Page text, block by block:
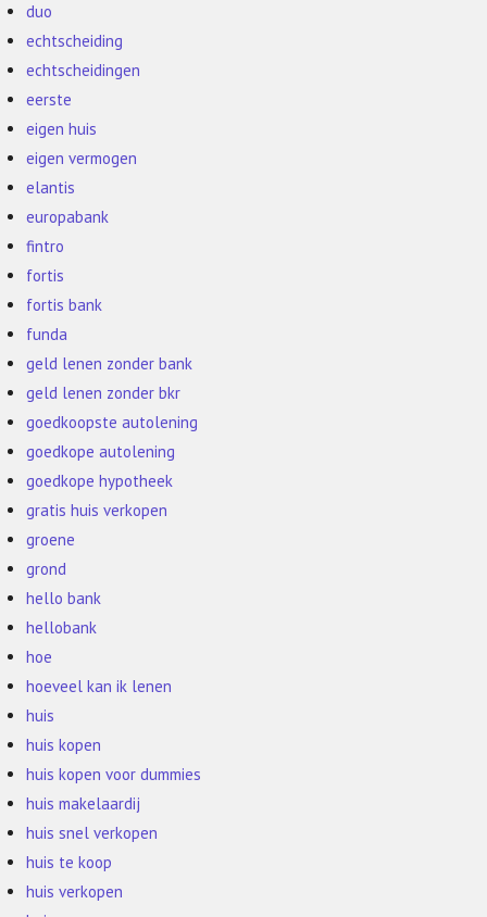
duo
echtscheiding
echtscheidingen
eerste
eigen huis
eigen vermogen
elantis
europabank
fintro
fortis
fortis bank
funda
geld lenen zonder bank
geld lenen zonder bkr
goedkoopste autolening
goedkope autolening
goedkope hypotheek
gratis huis verkopen
groene
grond
hello bank
hellobank
hoe
hoeveel kan ik lenen
huis
huis kopen
huis kopen voor dummies
huis makelaardij
huis snel verkopen
huis te koop
huis verkopen